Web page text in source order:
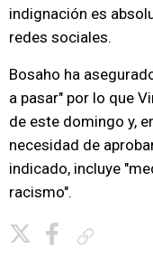
indignación es
redes sociales.
Bosaho ha
a pasar" por lo que
de este domingo y,
necesidad de
indicado, incluye
racismo".